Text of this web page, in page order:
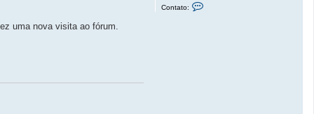
Contato:
uma nova visita ao fórum.